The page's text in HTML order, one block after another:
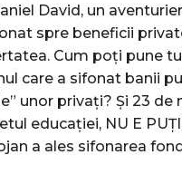
David, un
spre beneficii
Cum poți pune
care a sifonat banii
unor privați? Și 23 de
educației, NU E
a ales sifonarea